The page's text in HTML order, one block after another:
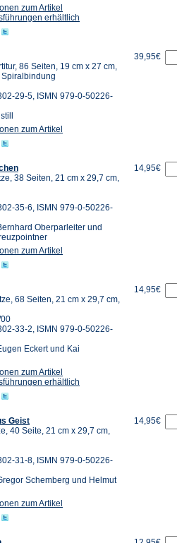
zum Artikel
erhältlich
86 Seiten, 19 cm x 27 cm,
Spiralbindung
29-5, ISMN 979-0-50226-
zum Artikel
39,95€
38 Seiten, 21 cm x 29,7 cm,
35-6, ISMN 979-0-50226-
Oberparleiter und
zum Artikel
14,95€
68 Seiten, 21 cm x 29,7 cm,
33-2, ISMN 979-0-50226-
Eckert und Kai
zum Artikel
erhältlich
14,95€
Geist
40 Seite, 21 cm x 29,7 cm,
31-8, ISMN 979-0-50226-
Schemberg und Helmut
zum Artikel
14,95€